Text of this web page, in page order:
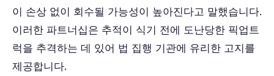
이 손상 없이 회수될 가능성이 높아진다고 말했습니다.
이러한 파트너십은 추적이 식기 전에 도난당한 픽업트
럭을 추격하는 데 있어 법 집행 기관에 유리한 고지를
제공합니다.